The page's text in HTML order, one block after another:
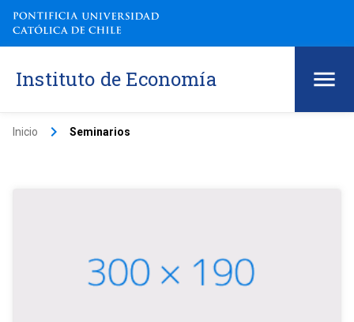
Instituto de Economía
Inicio keyboard_arrow_right Seminarios